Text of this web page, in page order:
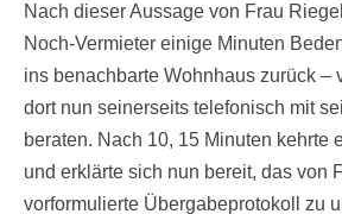
Nach dieser Aussage von Frau
Noch-Vermieter einige Minuten
ins benachbarte Wohnhaus zurück –
dort nun seinerseits telefonisch mit
beraten. Nach 10, 15 Minuten kehrte
und erklärte sich nun bereit, das von
vorformulierte Übergabeprotokoll zu